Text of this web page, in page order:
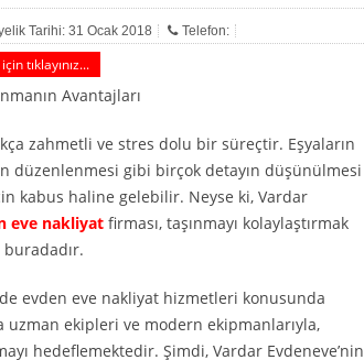
Tarihi: 31 Ocak 2018 Telefon:
tıklayınız...
Avantajları
zahmetli ve stres dolu bir süreçtir. Eşyaların
düzenlenmesi gibi birçok detayın düşünülmesi
kabus haline gelebilir. Neyse ki, Vardar
eve nakliyatfirması, taşınmayı kolaylaştırmak
evden eve nakliyat hizmetleri konusunda
uzman ekipleri ve modern ekipmanlarıyla,
hedeflemektedir. Şimdi, Vardar Evdeneve’nin